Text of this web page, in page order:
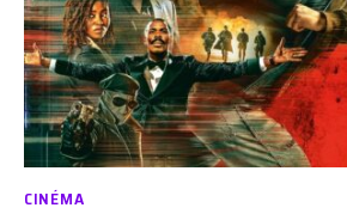
CINÉMA